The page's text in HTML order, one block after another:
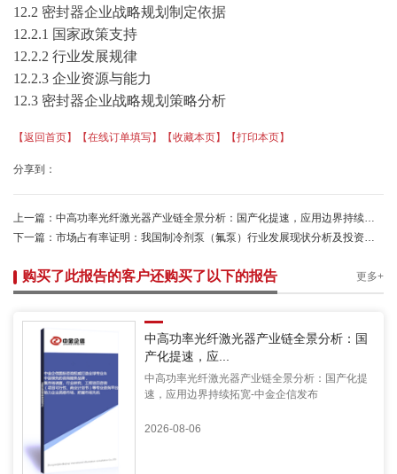
12.2 密封器企业战略规划制定依据
12.2.1 国家政策支持
12.2.2 行业发展规律
12.2.3 企业资源与能力
12.3 密封器企业战略规划策略分析
【返回首页】 【在线订单填写】 【收藏本页】 【打印本页】
分享到：
上一篇： 中高功率光纤激光器产业链全景分析：国产化提速，应用边界持续拓宽-中金企信发布
下一篇： 市场占有率证明：我国制冷剂泵（氟泵）行业发展现状分析及投资战略专项研究-中金企信发布
购买了此报告的客户还购买了以下的报告 更多+
中高功率光纤激光器产业链全景分析：国
产化提速，应...
中高功率光纤激光器产业链全景分析：国产化提
速，应用边界持续拓宽-中金企信发布
2026-08-06